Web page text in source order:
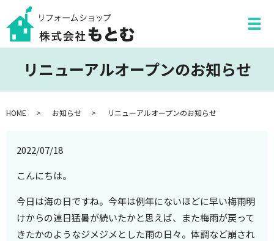
リニューアルオープンのお知らせ
HOME お知らせ リニューアルオープンのお知らせ
2022/07/18
こんにちは。
今日は海の日ですね。今年は例年にないほどに早い梅雨明
けからの連日猛暑が続いたかと思えば、また梅雨が戻って
きたかのようなジメジメとした雨の日々。体調など崩され